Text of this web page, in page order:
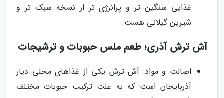
غذایی سنگین تر و پرانرژی تر از نسخه سبک تر و
شیرین گیلانی هست.
آش ترش آذری؛ طعم ملس حبوبات و ترشیجات
اصالت و مواد: آش ترش یکی از غذاهای محلی دیار
آذربایجان است که به علت ترکیب حبوبات مختلف